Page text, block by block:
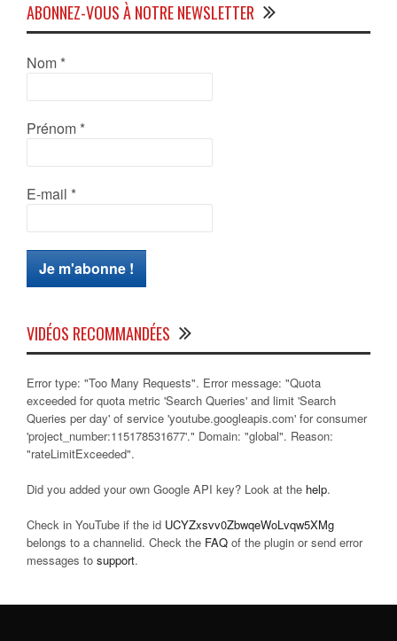
ABONNEZ-VOUS À NOTRE NEWSLETTER
Nom *
Prénom *
E-mail *
VIDÉOS RECOMMANDÉES
Error type: "Too Many Requests". Error message: "Quota
exceeded for quota metric 'Search Queries' and limit 'Search
Queries per day' of service 'youtube.googleapis.com' for consumer
'project_number:115178531677'." Domain: "global". Reason:
"rateLimitExceeded".
Did you added your own Google API key? Look at the help.
Check in YouTube if the id UCYZxsvv0ZbwqeWoLvqw5XMg
belongs to a channelid. Check the FAQ of the plugin or send error
messages to support.